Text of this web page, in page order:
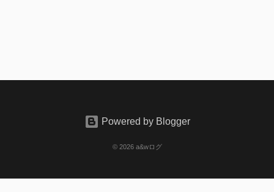
Powered by Blogger
© 2026 a&wログ